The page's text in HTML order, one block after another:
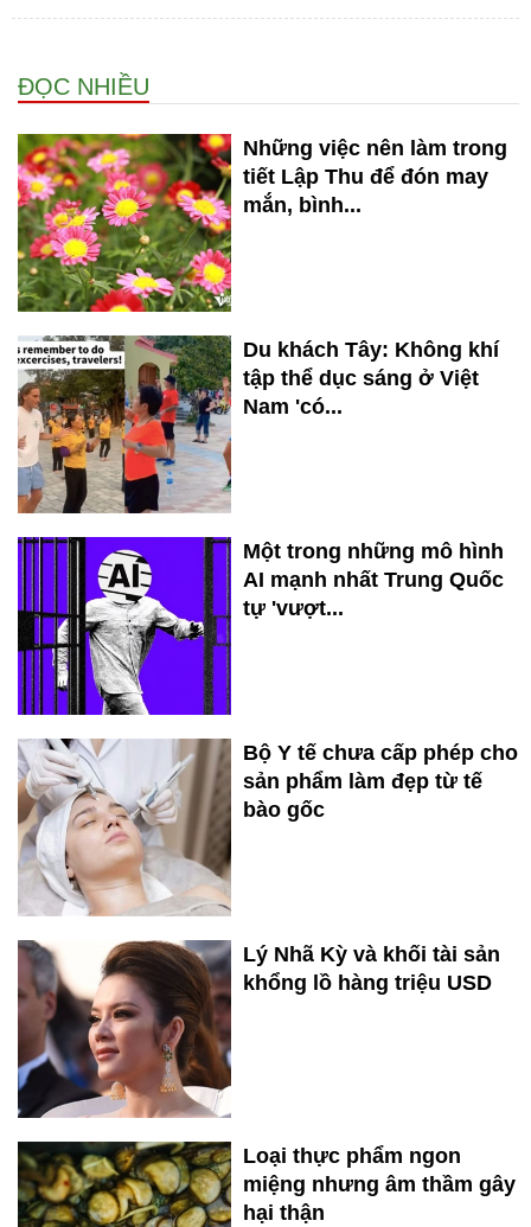
ĐỌC NHIỀU
Những việc nên làm trong
tiết Lập Thu để đón may
mắn, bình...
Du khách Tây: Không khí
tập thể dục sáng ở Việt
Nam 'có...
Một trong những mô hình
AI mạnh nhất Trung Quốc
tự 'vượt...
Bộ Y tế chưa cấp phép cho
sản phẩm làm đẹp từ tế
bào gốc
Lý Nhã Kỳ và khối tài sản
khổng lồ hàng triệu USD
Loại thực phẩm ngon
miệng nhưng âm thầm gây
hại thận